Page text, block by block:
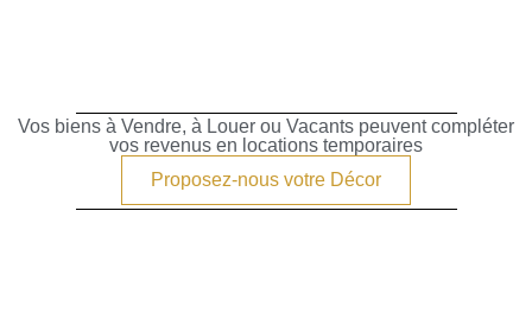
Vos biens à Vendre, à Louer ou Vacants peuvent compléter
vos revenus en locations temporaires
Proposez-nous votre Décor